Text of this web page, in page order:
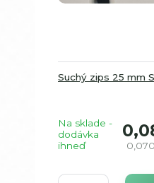
Suchý zips 25 mm
Na sklade -
dodávka
ihneď